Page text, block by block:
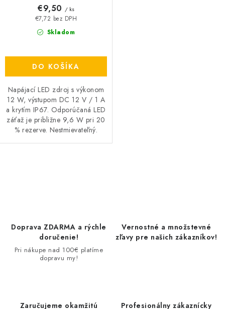
Skladom
€7,72 bez DPH
€9,50 / ks
DO KOŠÍKA
Napájací LED zdroj s výkonom
12 W, výstupom DC 12 V / 1 A
a krytím IP67. Odporúčaná LED
záťaž je približne 9,6 W pri 20
% rezerve. Nestmievateľný.
Doprava ZDARMA a rýchle
doručenie!
Pri nákupe nad 100€ platíme
dopravu my!
Vernostné a množstevné
zľavy pre našich zákazníkov!
Zaručujeme okamžitú
Profesionálny zákaznícky